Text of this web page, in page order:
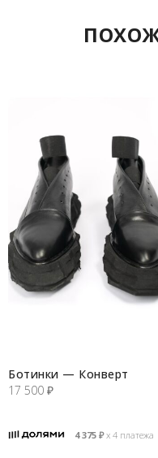
Ботинки — Конверт
17 500 ₽
4 375 ₽х 4 платежа